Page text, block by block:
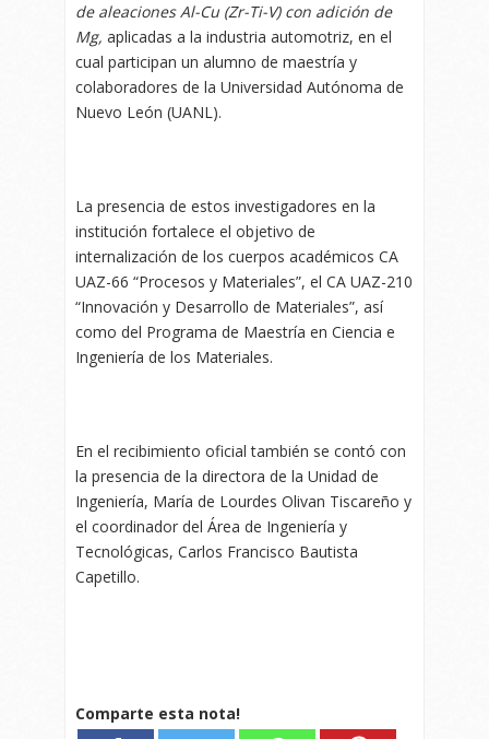
de aleaciones Al-Cu (Zr-Ti-V) con adición de
Mg, aplicadas a la industria automotriz, en el
cual participan un alumno de maestría y
colaboradores de la Universidad Autónoma de
Nuevo León (UANL).
La presencia de estos investigadores en la
institución fortalece el objetivo de
internalización de los cuerpos académicos CA
UAZ-66 “Procesos y Materiales”, el CA UAZ-210
“Innovación y Desarrollo de Materiales”, así
como del Programa de Maestría en Ciencia e
Ingeniería de los Materiales.
En el recibimiento oficial también se contó con
la presencia de la directora de la Unidad de
Ingeniería, María de Lourdes Olivan Tiscareño y
el coordinador del Área de Ingeniería y
Tecnológicas, Carlos Francisco Bautista
Capetillo.
Comparte esta nota!